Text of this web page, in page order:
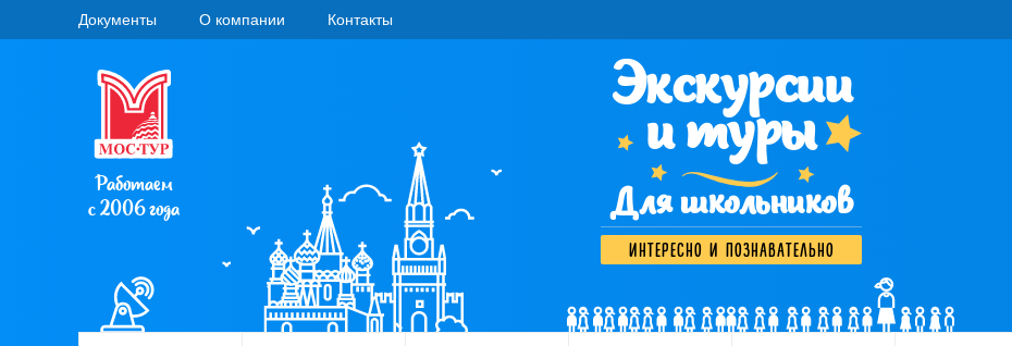
Документы О компании Контакты
Работаем
с 2006 года
Экскурсии
и туры
Для школьников
интересно и познавательно